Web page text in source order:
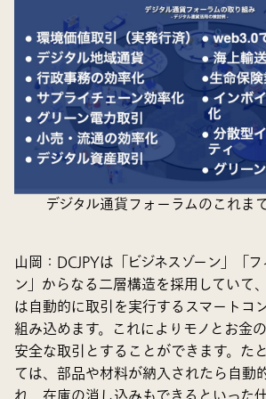
デジタル通貨フォーラムのこれま
山岡 ：DCJPYは「ビジネスゾーン」「
ン」からなる二層構造を採用していて
は自動的に取引を実行する スマートコ
組み込めます。これによりモノとお金
安全な取引とすることができます。た
ては、部品や材料が納入されたら自動